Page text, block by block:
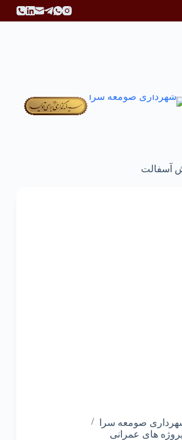
ر
آسفالت
صومعه سرا
پروژه های عمرانی